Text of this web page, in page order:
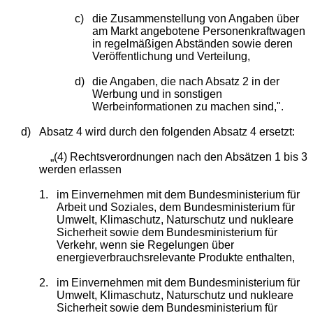
c)
die Zusammenstellung von Angaben über
am Markt angebotene Personenkraftwagen
in regelmäßigen Abständen sowie deren
Veröffentlichung und Verteilung,
d)
die Angaben, die nach Absatz 2 in der
Werbung und in sonstigen
Werbeinformationen zu machen sind,".
d) Absatz 4 wird durch den folgenden Absatz 4 ersetzt:
„(4) Rechtsverordnungen nach den Absätzen 1 bis 3
werden erlassen
1.
im Einvernehmen mit dem Bundesministerium für
Arbeit und Soziales, dem Bundesministerium für
Umwelt, Klimaschutz, Naturschutz und nukleare
Sicherheit sowie dem Bundesministerium für
Verkehr, wenn sie Regelungen über
energieverbrauchsrelevante Produkte enthalten,
2.
im Einvernehmen mit dem Bundesministerium für
Umwelt, Klimaschutz, Naturschutz und nukleare
Sicherheit sowie dem Bundesministerium für